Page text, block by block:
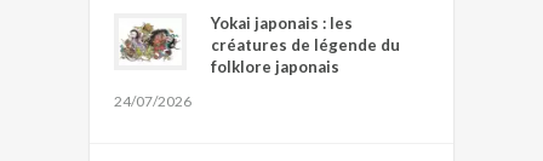
Yokai japonais : les
créatures de légende du
folklore japonais
24/07/2026